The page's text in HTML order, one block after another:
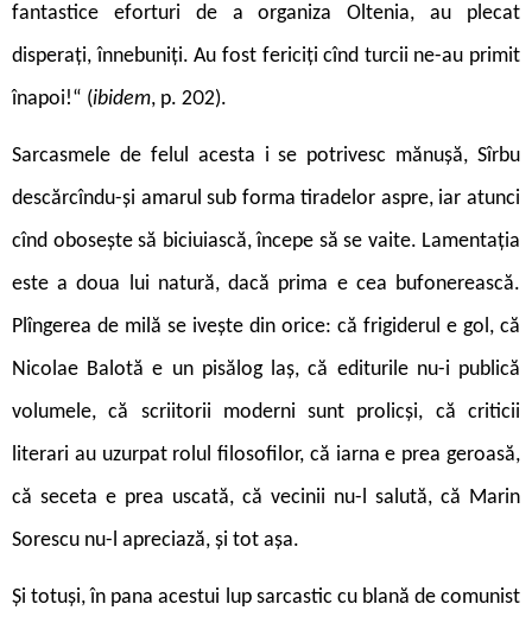
fantastice eforturi de a organiza Oltenia, au plecat
disperați, înnebuniți. Au fost fericiți cînd turcii ne-au primit
înapoi!“ (ibidem, p. 202).
Sarcasmele de felul acesta i se potrivesc mănușă, Sîrbu
descărcîndu-și amarul sub forma tiradelor aspre, iar atunci
cînd obosește să biciuiască, începe să se vaite. Lamentația
este a doua lui natură, dacă prima e cea bufonerească.
Plîngerea de milă se ivește din orice: că frigiderul e gol, că
Nicolae Balotă e un pisălog laș, că editurile nu-i publică
volumele, că scriitorii moderni sunt prolicși, că criticii
literari au uzurpat rolul filosofilor, că iarna e prea geroasă,
că seceta e prea uscată, că vecinii nu-l salută, că Marin
Sorescu nu-l apreciază, și tot așa.
Și totuși, în pana acestui lup sarcastic cu blană de comunist